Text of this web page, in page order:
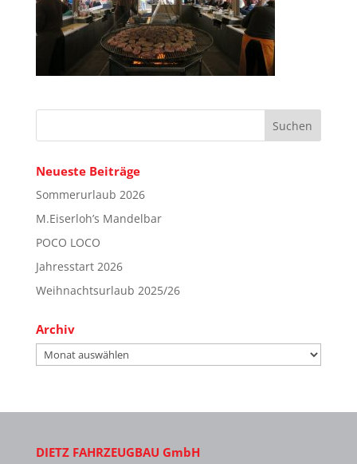
Neueste Beiträge
Sommerurlaub 2026
M.Eiserloh’s Mandelbar
POCO LOCO
Jahresstart 2026
Weihnachtsurlaub 2025/26
Archiv
Archiv
DIETZ FAHRZEUGBAU GmbH